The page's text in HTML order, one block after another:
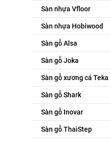
Sàn nhựa Vfloor
Sàn nhựa Hobiwood
Sàn gỗ Alsa
Sàn gỗ Joka
Sàn gỗ xương cá Teka
Sàn gỗ Shark
Sàn gỗ Inovar
Sàn gỗ ThaiStep